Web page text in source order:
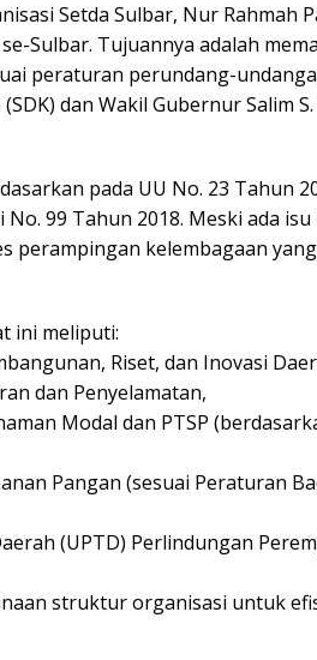
Setda Sulbar, Nur Rahmah
Sulbar. Tujuannya adalah
peraturan perundang-
dan Wakil Gubernur Salim
pada UU No. 23 Tahun
99 Tahun 2018. Meski ada isu
perampingan kelembagaan
ini meliputi:
Riset, dan Inovasi
dan Penyelamatan,
Modal dan PTSP
Pangan (sesuai Peraturan
(UPTD) Perlindungan
struktur organisasi untuk